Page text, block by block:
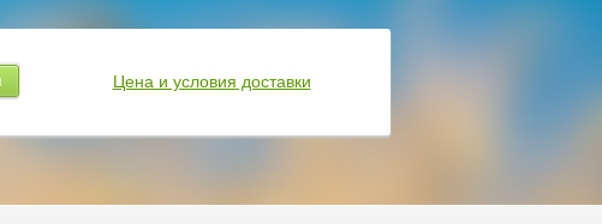
Цена и условия доставки